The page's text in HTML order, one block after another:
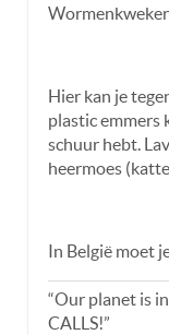
Hier kan je
plastic emmers
schuur hebt.
heermoes
In België moet
“Our planet is
CALLS!”